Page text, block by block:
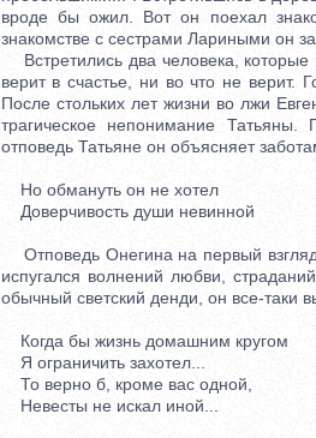
вроде бы ожил. Вот он поехал
знакомстве с сестрами Лариными он
Встретились два человека, которые
верит в счастье, ни во что не
После стольких лет жизни во лжи
трагическое непонимание
отповедь Татьяне он объясняет
Но обмануть он не хотел
Доверчивость души невинной
Отповедь Онегина на первый
испугался волнений любви,
обычный светский денди, он все-таки
Когда бы жизнь домашним кругом
Я ограничить захотел...
То верно б, кроме вас одной,
Невесты не искал иной...